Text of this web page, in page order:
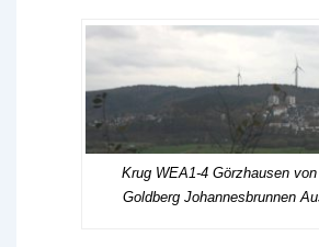
Krug WEA1-4 Görzhausen
Goldberg Johannesbrunnen